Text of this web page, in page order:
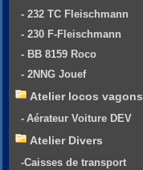
- 232 TC Fleischmann
- 230 F-Fleischmann
- BB 8159 Roco
- 2NNG Jouef
Atelier locos vagons
- Aérateur Voiture DEV
Atelier Divers
-Caisses de transport